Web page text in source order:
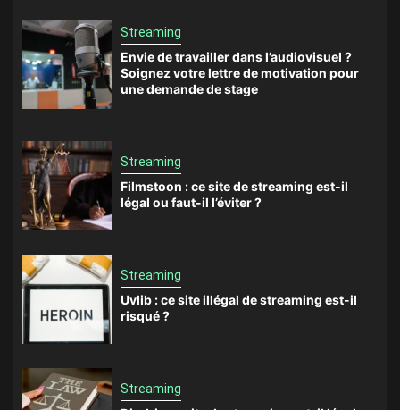
Streaming
Envie de travailler dans l’audiovisuel ?
Soignez votre lettre de motivation pour
une demande de stage
Streaming
Filmstoon : ce site de streaming est-il
légal ou faut-il l’éviter ?
Streaming
Uvlib : ce site illégal de streaming est-il
risqué ?
Streaming